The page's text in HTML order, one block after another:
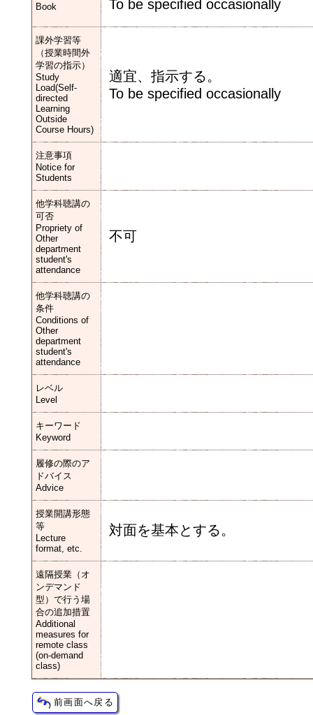
Book
To be specified occasionally
課外学習等
（授業時間外
学習の指示）
Study
Load(Self-
directed
Learning
Outside
Course Hours)
適宜、指示する。
To be specified occasionally
注意事項
Notice for
Students
他学科聴講の
可否
Propriety of
Other
department
student's
attendance
不可
他学科聴講の
条件
Conditions of
Other
department
student's
attendance
レベル
Level
キーワード
Keyword
履修の際のア
ドバイス
Advice
授業開講形態
等
Lecture
format, etc.
対面を基本とする。
遠隔授業（オ
ンデマンド
型）で行う場
合の追加措置
Additional
measures for
remote class
(on-demand
class)